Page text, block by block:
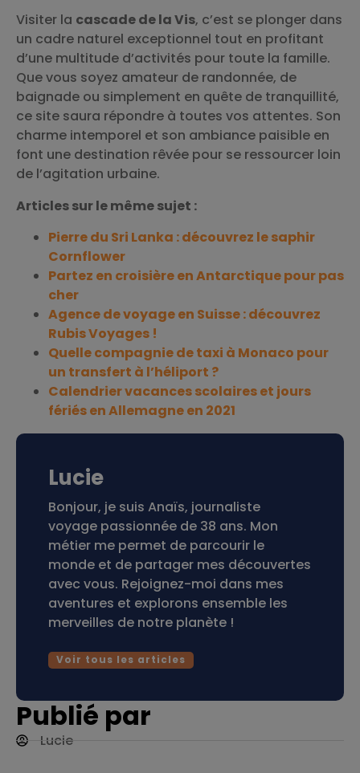
Visiter la cascade de la Vis, c’est se plonger dans
un cadre naturel exceptionnel tout en profitant
d’une multitude d’activités pour toute la famille.
Que vous soyez amateur de randonnée, de
baignade ou simplement en quête de tranquillité,
ce site saura répondre à toutes vos attentes. Son
charme intemporel et son ambiance paisible en
font une destination rêvée pour se ressourcer loin
de l’agitation urbaine.
Articles sur le même sujet :
Pierre du Sri Lanka : découvrez le saphir
Cornflower
Partez en croisière en Antarctique pour pas
cher
Agence de voyage en Suisse : découvrez
Rubis Voyages !
Quelle compagnie de taxi à Monaco pour
un transfert à l’héliport ?
Calendrier vacances scolaires et jours
fériés en Allemagne en 2021
Lucie
Bonjour, je suis Anaïs, journaliste
voyage passionnée de 38 ans. Mon
métier me permet de parcourir le
monde et de partager mes découvertes
avec vous. Rejoignez-moi dans mes
aventures et explorons ensemble les
merveilles de notre planète !
Voir tous les articles
Publié par
Lucie